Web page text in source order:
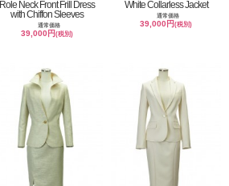
Role Neck Front Frill Dress
with Chiffon Sleeves
通常価格
39,000円(税別)
White Collarless Jacket
通常価格
39,000円(税別)